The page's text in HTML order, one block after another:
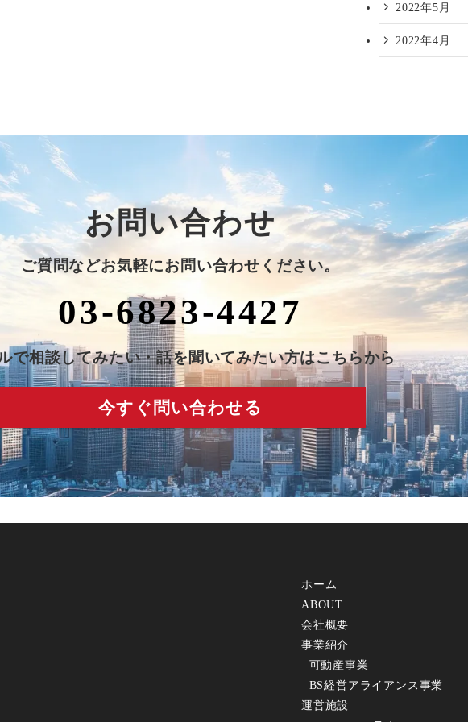
2022年5月
2022年4月
お問い合わせ
ご質問などお気軽にお問い合わせください。
03-6823-4427
で相談してみたい・話を聞いてみたい方はこちらから
今すぐ問い合わせる
ホーム
ABOUT
会社概要
事業紹介
可動産事業
BS経営アライアンス事業
運営施設